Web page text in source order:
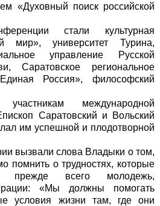
«Духовный поиск российской
стали культурная
мир», университет Турина,
управление Русской
Саратовское региональное
Россия», философский
международной
Саратовский и Вольский
им успешной и плодотворной
вызвали слова Владыки о том,
помнить о трудностях, которые
прежде всего молодежь,
«Мы должны помогать
условия жизни там, где они